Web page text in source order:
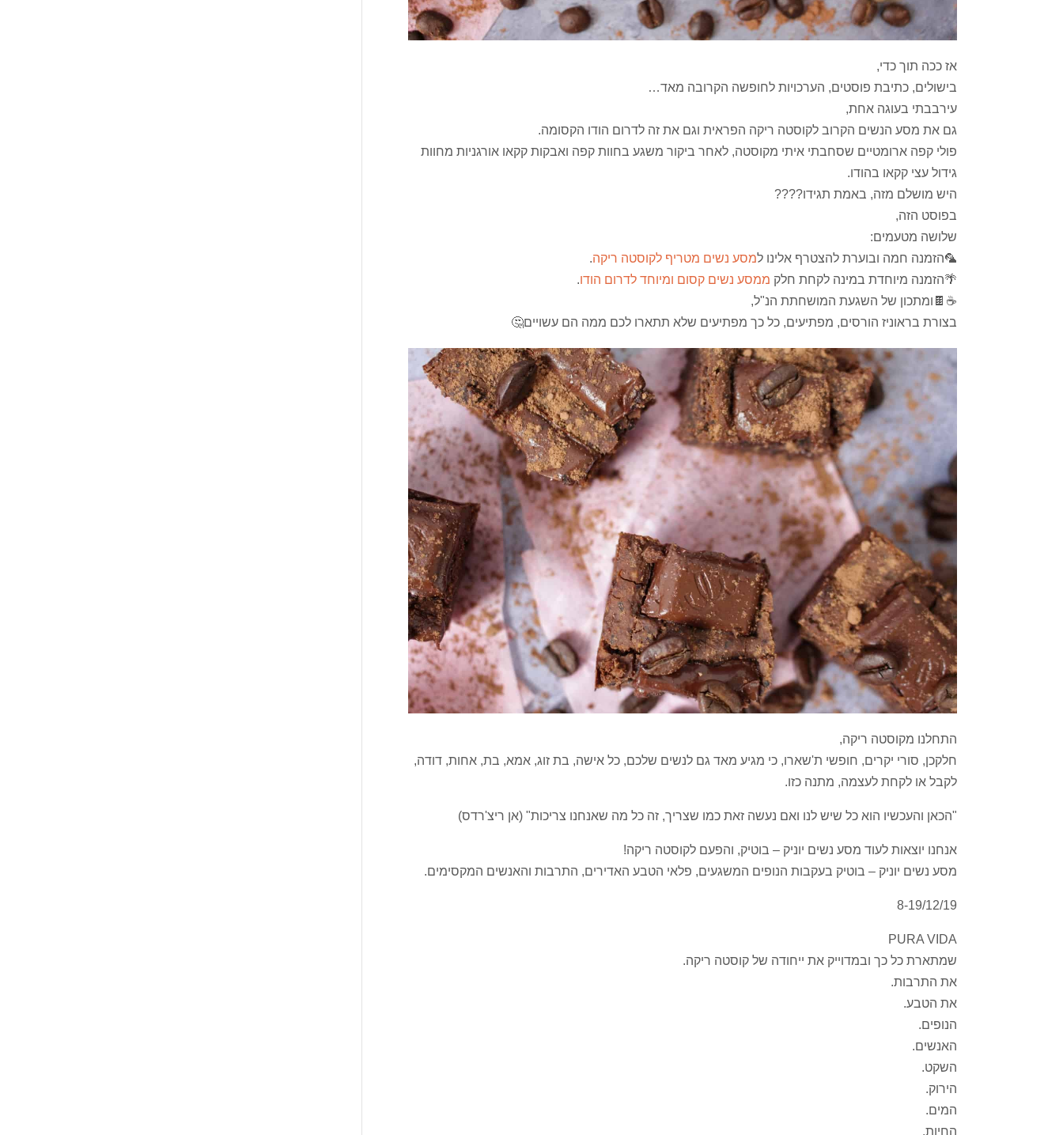
אז ככה תוך כדי,
בישולים, כתיבת פוסטים, הערכויות לחופשה הקרובה מאד…
עירבבתי בעוגה אחת,
גם את מסע הנשים הקרוב לקוסטה ריקה הפראית וגם את זה לדרום הודו הקסומה.
פולי קפה ארומטיים שסחבתי איתי מקוסטה, לאחר ביקור משגע בחוות קפה ואבקות קקאו אורגניות מחוות
גידול עצי קקאו בהודו.
היש מושלם מזה, באמת תגידו????
בפוסט הזה,
שלושה מטעמים:
🦜הזמנה חמה ובוערת להצטרף אלינו למסע נשים מטריף לקוסטה ריקה.
🌴הזמנה מיוחדת במינה לקחת חלק ממסע נשים קסום ומיוחד לדרום הודו.
☕🍫ומתכון של השגעת המושחתת הנ"ל,
בצורת בראוניז הורסים, מפתיעים, כל כך מפתיעים שלא תתארו לכם ממה הם עשויים🤔
התחלנו מקוסטה ריקה,
חלקכן, סורי יקרים, חופשי ת'שארו, כי מגיע מאד גם לנשים שלכם, כל אישה, בת זוג, אמא, בת, אחות, דודה,
לקבל או לקחת לעצמה, מתנה כזו.
"הכאן והעכשיו הוא כל שיש לנו ואם נעשה זאת כמו שצריך, זה כל מה שאנחנו צריכות" (אן ריצ'רדס)
אנחנו יוצאות לעוד מסע נשים יוניק – בוטיק, והפעם לקוסטה ריקה!
מסע נשים יוניק – בוטיק בעקבות הנופים המשגעים, פלאי הטבע האדירים, התרבות והאנשים המקסימים.
8-19/12/19
PURA VIDA
שמתארת כל כך ובמדוייק את ייחודה של קוסטה ריקה.
את התרבות.
את הטבע.
הנופים.
האנשים.
השקט.
הירוק.
המים.
החיות.